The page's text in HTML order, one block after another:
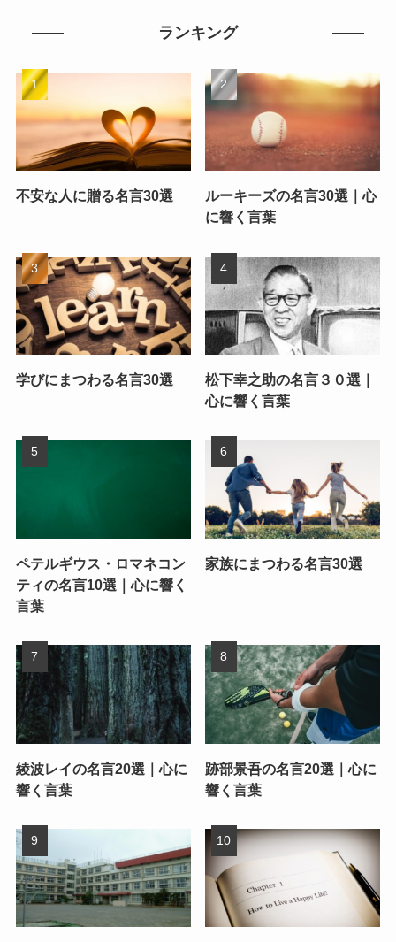
ランキング
不安な人に贈る名言30選
ルーキーズの名言30選｜心
に響く言葉
学びにまつわる名言30選
松下幸之助の名言３０選｜
心に響く言葉
ペテルギウス・ロマネコン
ティの名言10選｜心に響く
言葉
家族にまつわる名言30選
綾波レイの名言20選｜心に
響く言葉
跡部景吾の名言20選｜心に
響く言葉